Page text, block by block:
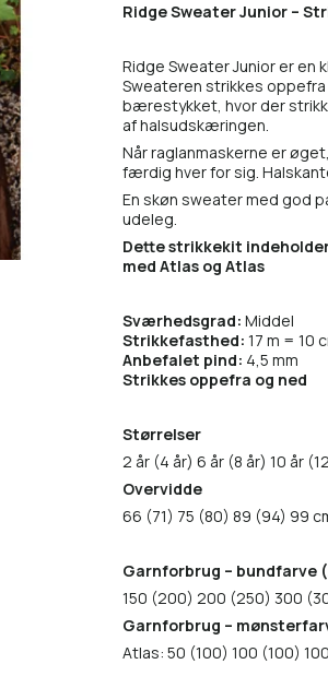
Ridge Sweater Junior –
Ridge Sweater Junior er
Sweateren strikkes
bærestykket, hvor der
af halsudskæringen.
Når raglanmaskerne er
færdig hver for sig.
En skøn sweater med god
udeleg.
Dette strikkekit
med Atlas og Atlas
Sværhedsgrad: Middel
Strikkefasthed: 17 m = 10
Anbefalet pind: 4,5 mm
Strikkes oppefra og ned
Størrelser
2 år (4 år) 6 år (8 år) 10 år
Overvidde
66 (71) 75 (80) 89 (94) 99
Garnforbrug – bundfarve
150 (200) 200 (250) 300
Garnforbrug –
Atlas: 50 (100) 100 (100)